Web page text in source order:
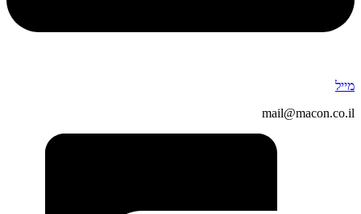
מייל
mail@macon.co.il